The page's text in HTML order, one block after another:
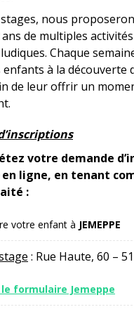
nous
ans de multiples
Chaque
à la découverte
de leur offrir un
votre demande
ligne, en tenant
:
votre enfant à JEMEPPE
: Rue Haute, 60 –
formulaire Jemeppe